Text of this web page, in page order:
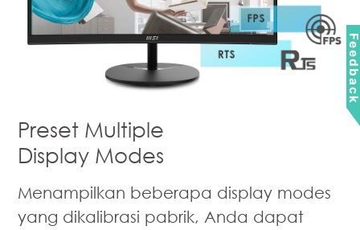
Preset Multiple
Display Modes
Menampilkan beberapa display modes
yang dikalibrasi pabrik, Anda dapat